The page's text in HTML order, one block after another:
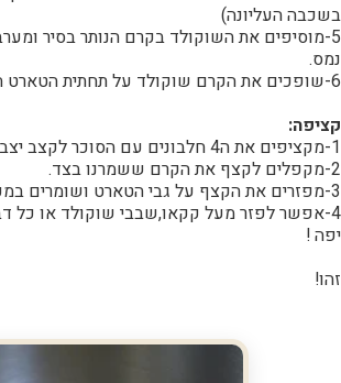
בשכבה העליונה)
5-מוסיפים את השוקולד בקרם הנותר בסיר
נמס.
6-שופכים את הקרם שוקולד על תחתית הטארט האפוי ומקררים.
קציפה:
1-מקציפים את ה4 חלבונים עם הסוכר לקצב יצב מאוד.
2-מקפלים לקצף את הקרם ששמרנו בצד.
3-מפזרים את הקצף על גבי הטארט ושומרים במקרר עד שאוכלים.
4-אפשר לפזר מעל קקאו,שבבי שוקולד או כל
יפה !
זהו!